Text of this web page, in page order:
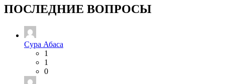
ПОСЛЕДНИЕ ВОПРОСЫ
Сура Абаса
1
1
0